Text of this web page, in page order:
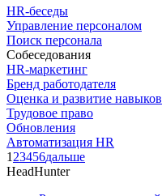
HR-беседы
Управление персоналом
Поиск персонала
Собеседования
HR-маркетинг
Бренд работодателя
Оценка и развитие навыков
Трудовое право
Обновления
Автоматизация HR
1 23456дальше
HeadHunter